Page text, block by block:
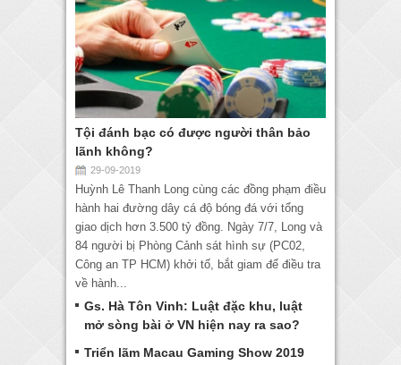
Tội đánh bạc có được người thân bảo
lãnh không?
29-09-2019
Huỳnh Lê Thanh Long cùng các đồng phạm điều
hành hai đường dây cá độ bóng đá với tổng
giao dịch hơn 3.500 tỷ đồng. Ngày 7/7, Long và
84 người bị Phòng Cảnh sát hình sự (PC02,
Công an TP HCM) khởi tố, bắt giam để điều tra
về hành...
Gs. Hà Tôn Vinh: Luật đặc khu, luật
mở sòng bài ở VN hiện nay ra sao?
Triển lãm Macau Gaming Show 2019